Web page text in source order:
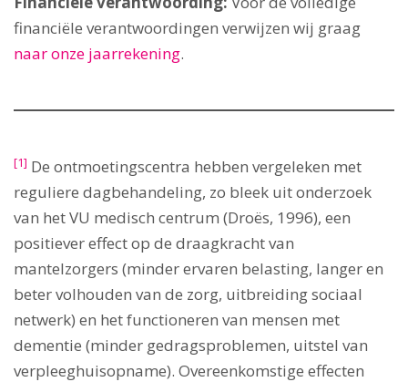
financiële verantwoordingen verwijzen wij graag
naar onze jaarrekening.
[1] De ontmoetingscentra hebben vergeleken met
reguliere dagbehandeling, zo bleek uit onderzoek
van het VU medisch centrum (Droës, 1996), een
positiever effect op de draagkracht van
mantelzorgers (minder ervaren belasting, langer en
beter volhouden van de zorg, uitbreiding sociaal
netwerk) en het functioneren van mensen met
dementie (minder gedragsproblemen, uitstel van
verpleeghuisopname). Overeenkomstige effecten